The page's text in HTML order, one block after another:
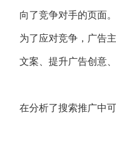
向了竞争对手的页面。
为了应对竞争，广告
文案、提升广告创意
在分析了搜索推广中